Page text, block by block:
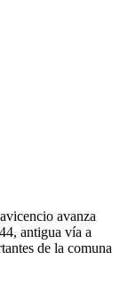
avanza
antigua vía a
de la comuna